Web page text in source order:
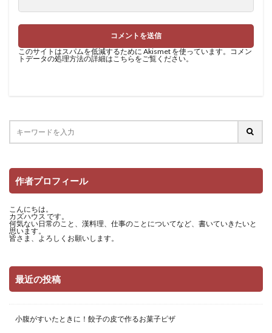
このサイトはスパムを低減するために Akismet を使っています。 コメン
トデータの処理方法の詳細はこちらをご覧ください。
作者プロフィール
こんにちは。
カズハウス です。
何気ない日常のこと、漢料理、仕事のことについてなど、書いていきたいと
思います。
皆さま、よろしくお願いします。
最近の投稿
小腹がすいたときに！餃子の皮で作るお菓子ピザ